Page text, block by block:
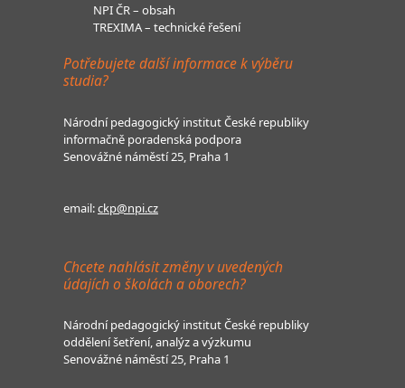
NPI ČR – obsah
TREXIMA – technické řešení
Potřebujete další informace k výběru
studia?
Národní pedagogický institut České republiky
informačně poradenská podpora
Senovážné náměstí 25, Praha 1
email:ckp@npi.cz
Chcete nahlásit změny v uvedených
údajích o školách a oborech?
Národní pedagogický institut České republiky
oddělení šetření, analýz a výzkumu
Senovážné náměstí 25, Praha 1